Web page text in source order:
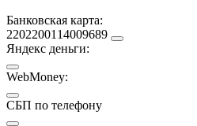
Банковская карта:
2202200114009689
Яндекс деньги:
WebMoney:
СБП по телефону